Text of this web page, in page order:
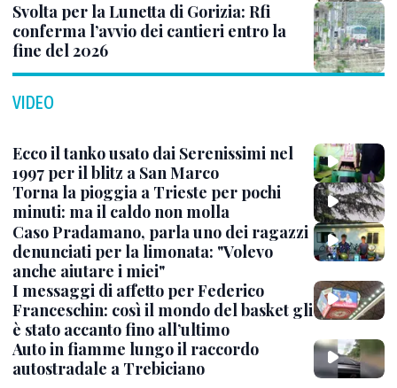
Svolta per la Lunetta di Gorizia: Rfi
conferma l’avvio dei cantieri entro la
fine del 2026
VIDEO
Ecco il tanko usato dai Serenissimi nel
1997 per il blitz a San Marco
Torna la pioggia a Trieste per pochi
minuti: ma il caldo non molla
Caso Pradamano, parla uno dei ragazzi
denunciati per la limonata: "Volevo
anche aiutare i miei"
I messaggi di affetto per Federico
Franceschin: così il mondo del basket gli
è stato accanto fino all’ultimo
Auto in fiamme lungo il raccordo
autostradale a Trebiciano